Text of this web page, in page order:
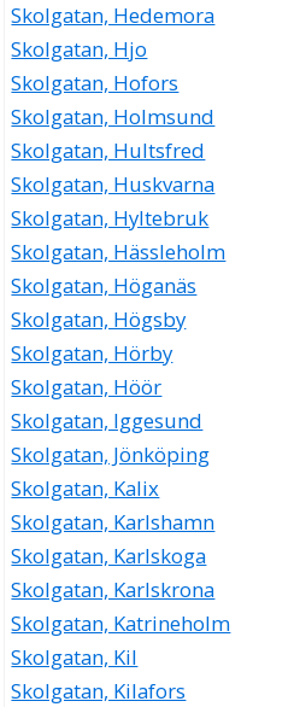
Skolgatan, Hedemora
Skolgatan, Hjo
Skolgatan, Hofors
Skolgatan, Holmsund
Skolgatan, Hultsfred
Skolgatan, Huskvarna
Skolgatan, Hyltebruk
Skolgatan, Hässleholm
Skolgatan, Höganäs
Skolgatan, Högsby
Skolgatan, Hörby
Skolgatan, Höör
Skolgatan, Iggesund
Skolgatan, Jönköping
Skolgatan, Kalix
Skolgatan, Karlshamn
Skolgatan, Karlskoga
Skolgatan, Karlskrona
Skolgatan, Katrineholm
Skolgatan, Kil
Skolgatan, Kilafors